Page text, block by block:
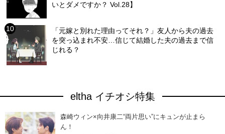
いとダメですか？ Vol.28】
「元嫁と別れた理由ってそれ？」友人から夫の過去
を突っ込まれ不安…信じて結婚した夫の過去まで信
じれる？
eltha イチオシ特集
森崎ウィン×向井康二“両片思い”にキュンが止まら
ん！